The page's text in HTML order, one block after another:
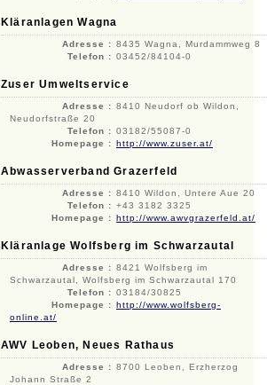
Kläranlagen Wagna
Adresse : 8435 Wagna, Murdammweg 8
Telefon : 03452/84104-0
Zuser Umweltservice
Adresse : 8410 Neudorf ob Wildon,
Neudorfstraße 20
Telefon : 03182/55087-0
Homepage : http://www.zuser.at/
Abwasserverband Grazerfeld
Adresse : 8410 Wildon, Untere Aue 20
Telefon : +43 3182 3325
Homepage : http://www.awvgrazerfeld.at/
Kläranlage Wolfsberg im Schwarzautal
Adresse : 8421 Wolfsberg im
Schwarzautal, Wolfsberg im Schwarzautal 170
Telefon : 03184/30825
Homepage : http://www.wolfsberg-
online.at/
AWV Leoben, Neues Rathaus
Adresse : 8700 Leoben, Erzherzog
Johann Straße 2